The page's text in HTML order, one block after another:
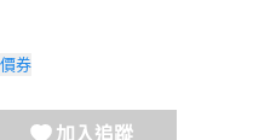
券
加入追蹤